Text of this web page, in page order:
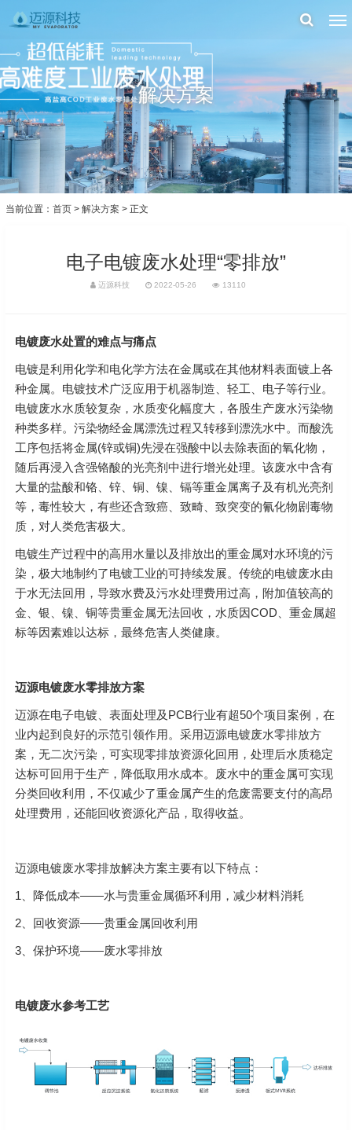
解决方案
当前位置： 首页 > 解决方案 > 正文
电子电镀废水处理“零排放”
迈源科技 2022-05-26 13110
电镀废水处置的难点与痛点
电镀是利用化学和电化学方法在金属或在其他材料表面镀上各
种金属。电镀技术广泛应用于机器制造、轻工、电子等行业。
电镀废水水质较复杂，水质变化幅度大，各股生产废水污染物
种类多样。污染物经金属漂洗过程又转移到漂洗水中。而酸洗
工序包括将金属(锌或铜)先浸在强酸中以去除表面的氧化物，
随后再浸入含强铬酸的光亮剂中进行增光处理。该废水中含有
大量的盐酸和铬、锌、铜、镍、镉等重金属离子及有机光亮剂
等，毒性较大，有些还含致癌、致畸、致突变的氰化物剧毒物
质，对人类危害极大。
电镀生产过程中的高用水量以及排放出的重金属对水环境的污
染，极大地制约了电镀工业的可持续发展。传统的电镀废水由
于水无法回用，导致水费及污水处理费用过高，附加值较高的
金、银、镍、铜等贵重金属无法回收，水质因COD、重金属超
标等因素难以达标，最终危害人类健康。
迈源电镀废水零排放方案
迈源在电子电镀、表面处理及PCB行业有超50个项目案例，在
业内起到良好的示范引领作用。 采用迈源电镀废水零排放方
案，无二次污染，可实现零排放资源化回用，处理后水质稳定
达标可回用于生产，降低取用水成本。废水中的重金属可实现
分类回收利用，不仅减少了重金属产生的危废需要支付的高昂
处理费用，还能回收资源化产品，取得收益。
迈源电镀废水零排放解决方案主要有以下特点：
1、降低成本——水与贵重金属循环利用，减少材料消耗
2、回收资源——贵重金属回收利用
3、保护环境——废水零排放
电镀废水参考工艺